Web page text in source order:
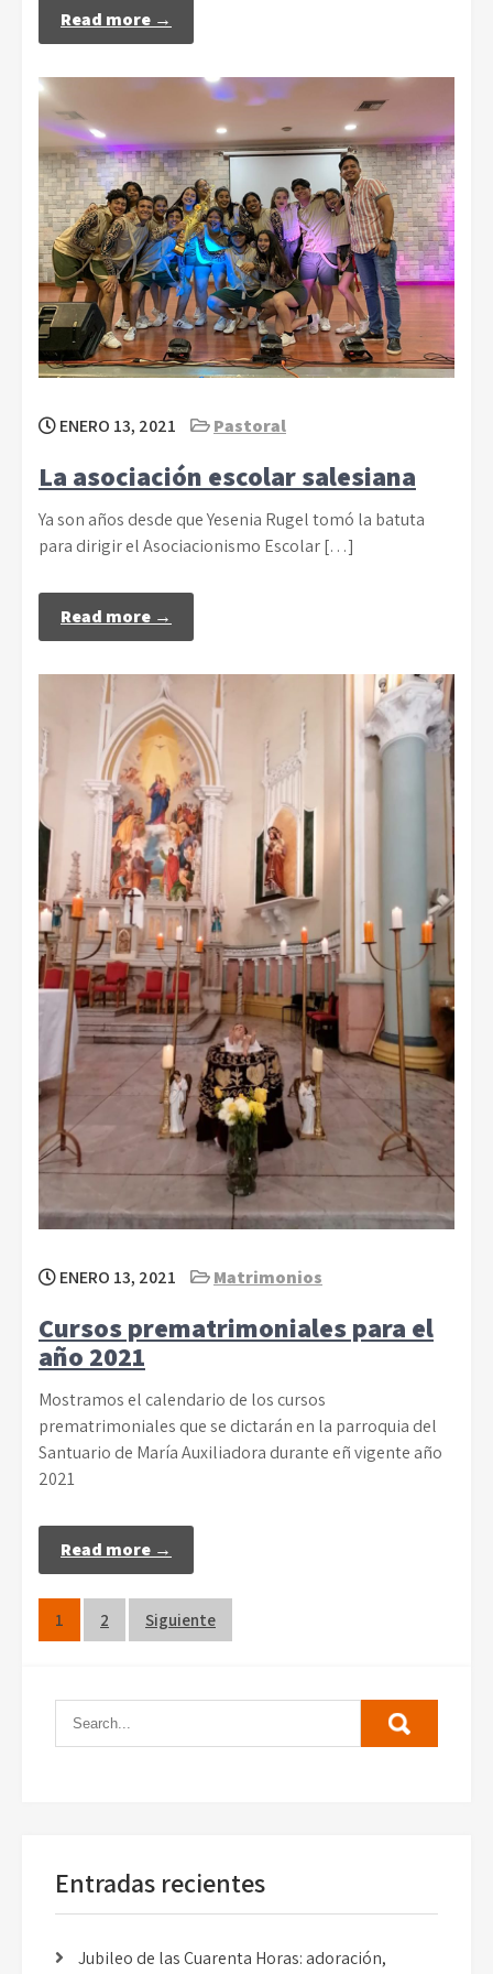
Read more →
ENERO 13, 2021 Pastoral
La asociación escolar salesiana
Ya son años desde que Yesenia Rugel tomó la batuta
para dirigir el Asociacionismo Escolar […]
Read more →
ENERO 13, 2021 Matrimonios
Cursos prematrimoniales para el
año 2021
Mostramos el calendario de los cursos
prematrimoniales que se dictarán en la parroquia del
Santuario de María Auxiliadora durante eñ vigente año
2021
Read more →
Paginación
entradas
1 2 Siguiente
Entradas recientes
Jubileo de las Cuarenta Horas: adoración,